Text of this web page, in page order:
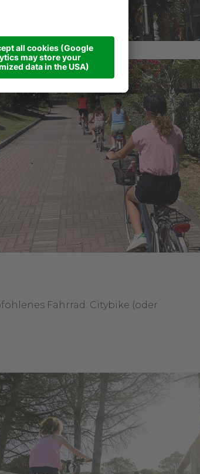
Fahrrad: Citybike (oder